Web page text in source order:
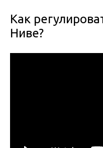
Как
Ниве?